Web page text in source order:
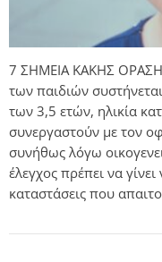
7 ΣΗΜΕΙΑ ΚΑΚΗΣ
των παιδιών
των 3,5 ετών, ηλικία
συνεργαστούν με τον
συνήθως λόγω
έλεγχος πρέπει να
καταστάσεις που